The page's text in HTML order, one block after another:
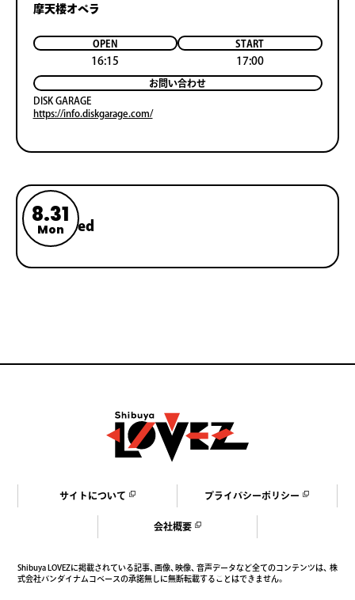
摩天楼オペラ
OPEN
16:15
START
17:00
お問い合わせ
DISK GARAGE
https://info.diskgarage.com/
8.31
Mon
Reserved
サイ ト について プライバシーポ リ シー
会社概要
Shibuya LOVEZに掲載されている記事、画像、映像、音声データなど全てのコンテンツは、 株
式会社バンダイナムコベースの承諾無しに無断転載することはできません。